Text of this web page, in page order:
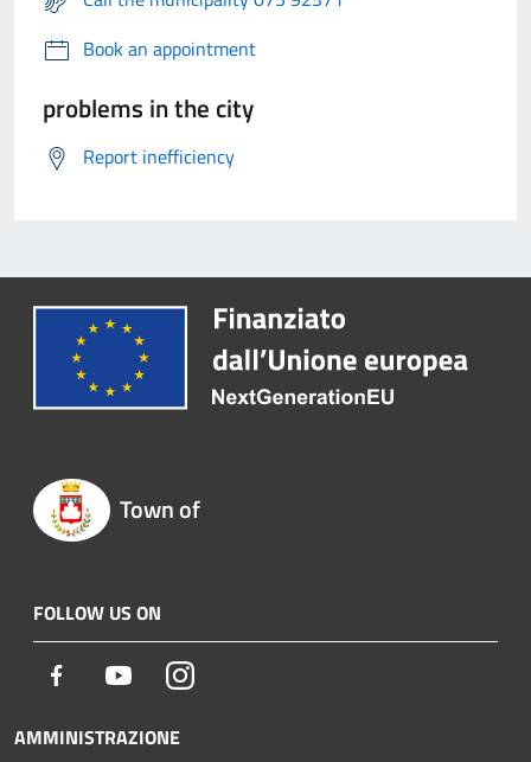
Book an appointment
problems in the city
Report inefficiency
Town of
FOLLOW US ON
Facebook YoutubeInstagram
AMMINISTRAZIONE